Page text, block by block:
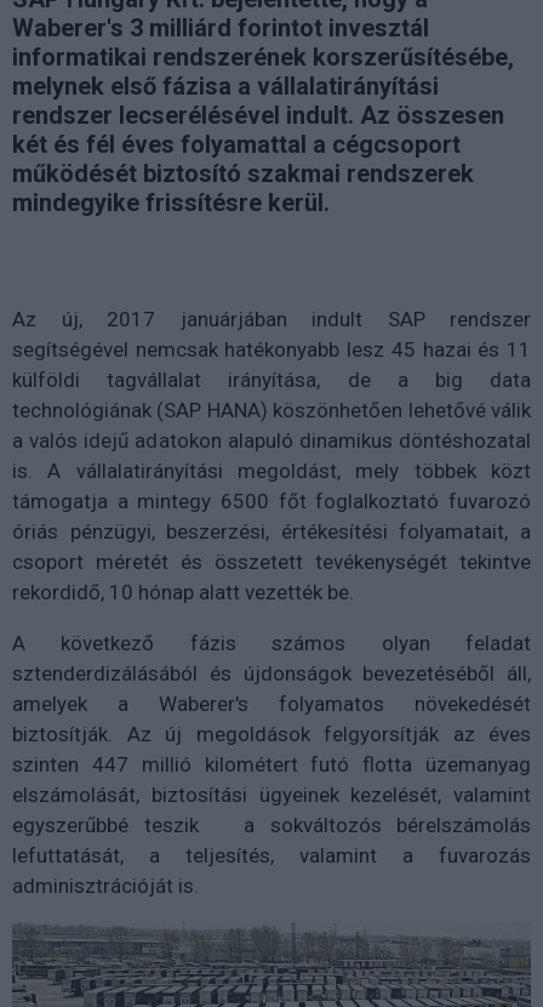
Waberer's 3 milliárd forintot invesztál
informatikai rendszerének korszerűsítésébe,
melynek első fázisa a vállalatirányítási
rendszer lecserélésével indult. Az összesen
két és fél éves folyamattal a cégcsoport
működését biztosító szakmai rendszerek
mindegyike frissítésre kerül.
Az új, 2017 januárjában indult SAP rendszer
segítségével nemcsak hatékonyabb lesz 45 hazai és 11
külföldi tagvállalat irányítása, de a big data
technológiának (SAP HANA) köszönhetően lehetővé válik
a valós idejű adatokon alapuló dinamikus döntéshozatal
is. A vállalatirányítási megoldást, mely többek közt
támogatja a mintegy 6500 főt foglalkoztató fuvarozó
óriás pénzügyi, beszerzési, értékesítési folyamatait, a
csoport méretét és összetett tevékenységét tekintve
rekordidő, 10 hónap alatt vezették be.
A következő fázis számos olyan feladat
sztenderdizálásából és újdonságok bevezetéséből áll,
amelyek a Waberer's folyamatos növekedését
biztosítják. Az új megoldások felgyorsítják az éves
szinten 447 millió kilométert futó flotta üzemanyag
elszámolását, biztosítási ügyeinek kezelését, valamint
egyszerűbbé teszik a sokváltozós bérelszámolás
lefuttatását, a teljesítés, valamint a fuvarozás
adminisztrációját is.